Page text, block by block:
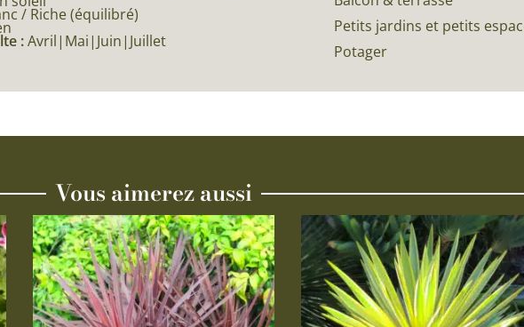
/ Riche (équilibré)
:Avril|Mai|Juin|Juillet
Petits jardins et petits
Potager
Vous aimerez aussi
Ce
produit
a
plusieurs